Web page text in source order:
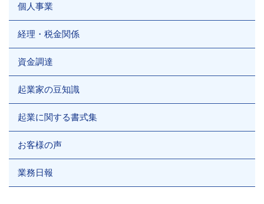
個人事業
経理・税金関係
資金調達
起業家の豆知識
起業に関する書式集
お客様の声
業務日報